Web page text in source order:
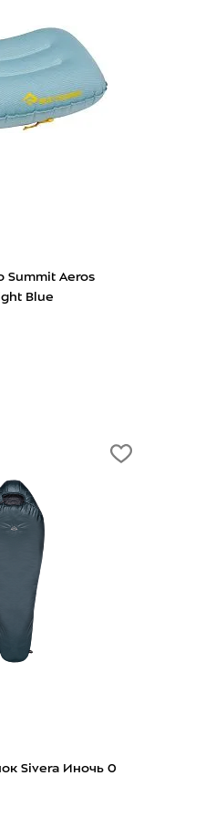
Summit Aeros
Blue
Sivera Иночь 0